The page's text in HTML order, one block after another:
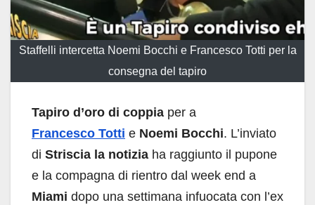
Staffelli intercetta Noemi Bocchi e Francesco Totti per la
consegna del tapiro
Tapiro d’oro di coppia per a
Francesco Totti e Noemi Bocchi. L’inviato
di Striscia la notizia ha raggiunto il pupone
e la compagna di rientro dal week end a
Miami dopo una settimana infuocata con l’ex